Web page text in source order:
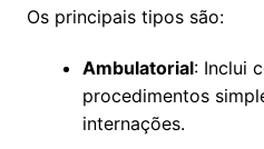
Os principais tipos são:
Ambulatorial: Inclui
procedimentos
internações.